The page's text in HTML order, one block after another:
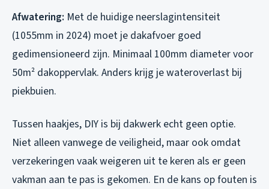
Afwatering: Met de huidige neerslagintensiteit
(1055mm in 2024) moet je dakafvoer goed
gedimensioneerd zijn. Minimaal 100mm diameter voor
50m² dakoppervlak. Anders krijg je wateroverlast bij
piekbuien.
Tussen haakjes, DIY is bij dakwerk echt geen optie.
Niet alleen vanwege de veiligheid, maar ook omdat
verzekeringen vaak weigeren uit te keren als er geen
vakman aan te pas is gekomen. En de kans op fouten is